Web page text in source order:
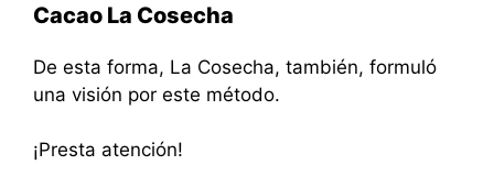
Cacao La Cosecha
De esta forma, La Cosecha, también, formuló
una visión por este método.
¡Presta atención!